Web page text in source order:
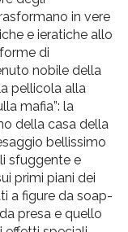
in vere
e ieratiche allo
di
nobile della
pellicola alla
mafia”: la
della casa della
bellissimo
sfuggente e
primi piani dei
a figure da soap-
presa e quello